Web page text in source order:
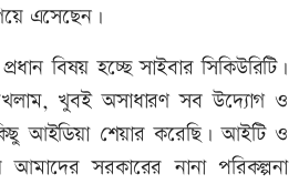
এসেছেন।
বিষয় হচ্ছে সাইবার সিকিউরিটি।
খুবই অসাধারণ সব উদ্যোগ ও
আইডিয়া শেয়ার করেছি। আইটি ও
আমাদের সরকারের নানা পরিকল্পনা